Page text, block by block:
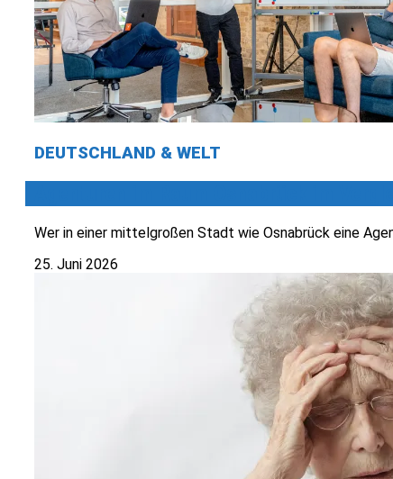
DEUTSCHLAND & WELT
Wer in einer mittelgroßen Stadt wie Osnabrück eine
25. Juni 2026